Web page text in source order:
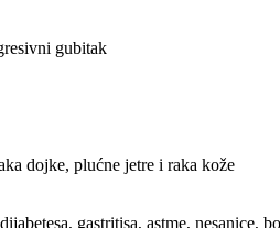
gubitak
dojke, plućne jetre i raka kože
gastritisa, astme, nesanice,